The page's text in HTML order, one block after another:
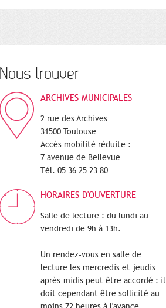
Nous trouver
ARCHIVES MUNICIPALES
2 rue des Archives
31500 Toulouse
Accès mobilité réduite :
7 avenue de Bellevue
Tél. 05 36 25 23 80
HORAIRES D'OUVERTURE
Salle de lecture : du lundi au
vendredi de 9h à 13h.
Un rendez-vous en salle de
lecture les mercredis et jeudis
après-midis peut être accordé : il
doit cependant être sollicité au